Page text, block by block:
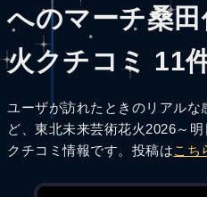
へのマーチ桑
火クチコミ 11
ユーザが訪れたときのリアル
ど、東北未来芸術花火2026～
クチコミ情報です。投稿はこち